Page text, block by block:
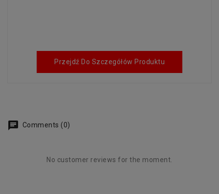
Przejdź Do Szczegółów Produktu
Comments (0)
No customer reviews for the moment.